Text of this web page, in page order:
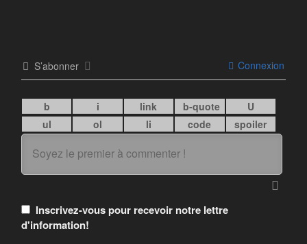
S’abonner Connexion
Inscrivez-vous pour recevoir notre lettre
d'information!